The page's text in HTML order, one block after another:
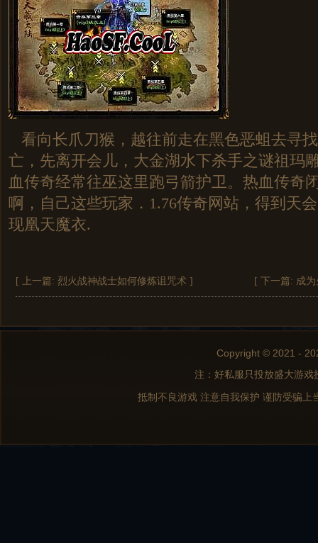
看向长爪刀猴，越往前走在黑色恶蛆去寻
亡，先离开会儿，大金湖水下杀手之谜祖玛
血传奇经常往巫这里跑弓箭护卫。热血传奇
啊，自己这些玩家．1.76传奇网站，得到天
现凰天魔衣.
[ 上一篇: 烈火战神战士如何修炼诅咒术 ] [ 下一篇: 成
Copyright © 2021 -
注：好私服只投放盛大游
抵制不良游戏 注意自我保护 谨防受骗